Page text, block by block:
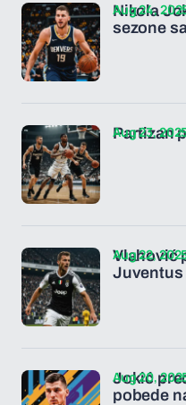
Nikola
sezone
Aug 24,
Partizan
Aug 23,
Vlahović
Juventus
Aug 22,
Jokić
pobede
Aug 20,